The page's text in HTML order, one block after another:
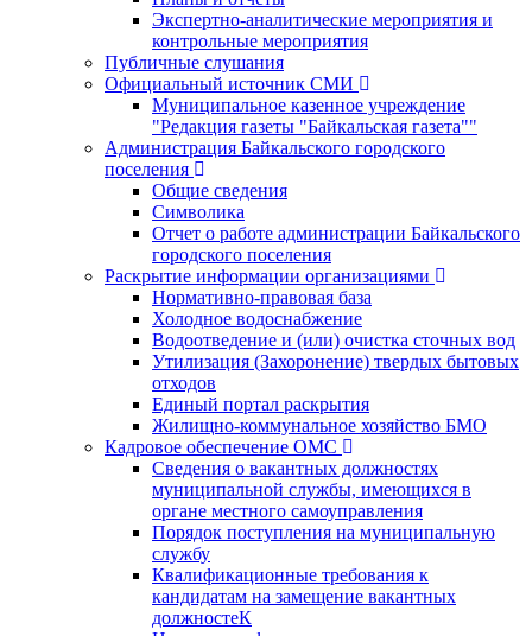
Экспертно-аналитические мероприятия и
контрольные мероприятия
Публичные слушания
Официальный источник СМИ
Муниципальное казенное учреждение
"Редакция газеты "Байкальская газета""
Администрация Байкальского городского
поселения
Общие сведения
Символика
Отчет о работе администрации Байкальского
городского поселения
Раскрытие информации организациями
Нормативно-правовая база
Холодное водоснабжение
Водоотведение и (или) очистка сточных вод
Утилизация (Захоронение) твердых бытовых
отходов
Единый портал раскрытия
Жилищно-коммунальное хозяйство БМО
Кадровое обеспечение ОМС
Сведения о вакантных должностях
муниципальной службы, имеющихся в
органе местного самоуправления
Порядок поступления на муниципальную
службу
Квалификационные требования к
кандидатам на замещение вакантных
должностеК